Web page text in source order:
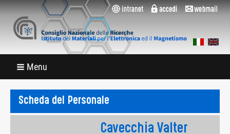
Menu
Scheda del Personale
Cavecchia Valter